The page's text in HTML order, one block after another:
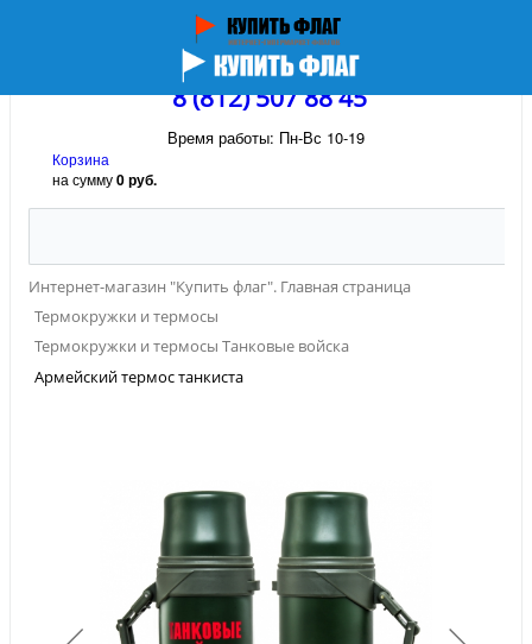
8 (812) 507 88 45
Время работы: Пн-Вс 10-19
Корзина
на сумму0 руб.
Интернет-магазин "Купить флаг". Главная страница
Термокружки и термосы
Термокружки и термосы Танковые войска
Армейский термос танкиста